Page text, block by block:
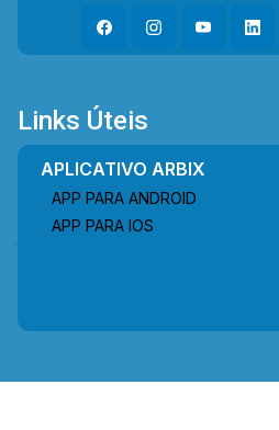
Links Úteis
APLICATIVO ARBIX
APP PARA ANDROID
APP PARA IOS